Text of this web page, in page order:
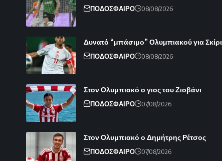
ΠΟΔΟΣΦΑΙΡΟ 08/08/2026
Δυνατό “μπάσιμο” Ολυμπιακού για Σκίρι
ΠΟΔΟΣΦΑΙΡΟ 08/08/2026
Στον Ολυμπιακό ο γιος του Ζιοβάνι
ΠΟΔΟΣΦΑΙΡΟ 07/08/2026
Στον Ολυμπιακό ο Δημήτρης Ρέτσος
ΠΟΔΟΣΦΑΙΡΟ 07/08/2026